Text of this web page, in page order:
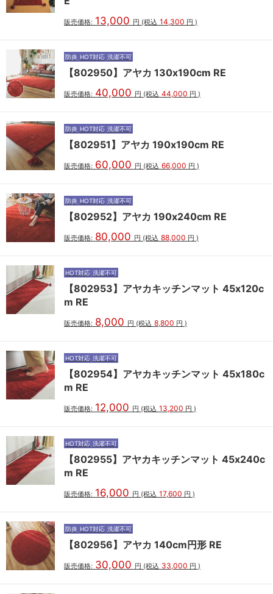
販売価格: 13,000 円 (税込 14,300 円 )
防炎 HOT対応 洗濯不可
【802950】アヤカ 130x190cm RE
販売価格: 40,000 円 (税込 44,000 円 )
防炎 HOT対応 洗濯不可
【802951】アヤカ 190x190cm RE
販売価格: 60,000 円 (税込 66,000 円 )
防炎 HOT対応 洗濯不可
【802952】アヤカ 190x240cm RE
販売価格: 80,000 円 (税込 88,000 円 )
HOT対応 洗濯不可
【802953】アヤカキッチンマット 45x120c
m RE
販売価格: 8,000 円 (税込 8,800 円 )
HOT対応 洗濯不可
【802954】アヤカキッチンマット 45x180c
m RE
販売価格: 12,000 円 (税込 13,200 円 )
HOT対応 洗濯不可
【802955】アヤカキッチンマット 45x240c
m RE
販売価格: 16,000 円 (税込 17,600 円 )
防炎 HOT対応 洗濯不可
【802956】アヤカ 140cm円形 RE
販売価格: 30,000 円 (税込 33,000 円 )